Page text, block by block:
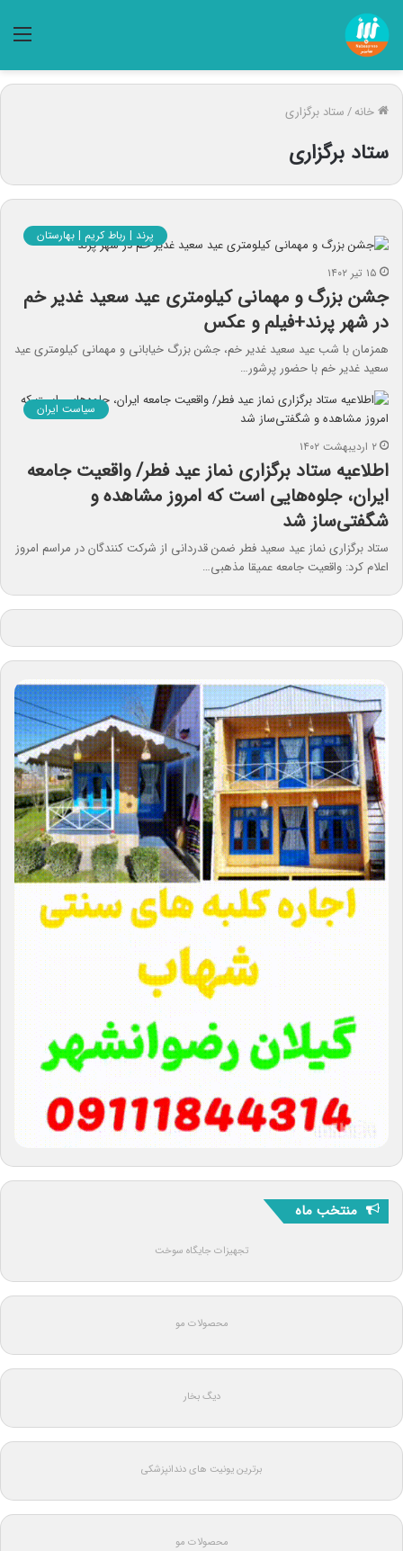
خانه/ستاد برگزاری
ستاد برگزاری
پرند | رباط کریم | بهارستان
۱۵ تیر ۱۴۰۲
جشن بزرگ و مهمانی کیلومتری عید سعید غدیر خم
در شهر پرند+فیلم و عکس
همزمان با شب عید سعید غدیر خم، جشن بزرگ خیابانی و مهمانی کیلومتری عید
سعید غدیر خم با حضور پرشور…
سیاست ایران
۲ اردیبهشت ۱۴۰۲
اطلاعیه ستاد برگزاری نماز عید فطر/ واقعیت جامعه
ایران، جلوه‌هایی است که امروز مشاهده و
شگفتی‌ساز شد
ستاد برگزاری نماز عید سعید فطر ضمن قدردانی از شرکت کنندگان در مراسم امروز
اعلام کرد: واقعیت جامعه عمیقا مذهبی…
منتخب ماه
تجهیزات جایگاه سوخت
محصولات مو
دیگ بخار
برترین یونیت های دندانپزشکی
محصولات مو